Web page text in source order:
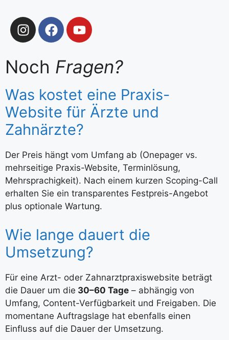
Noch Fragen?
Was kostet eine Praxis-
Website für Ärzte und
Zahnärzte?
Der Preis hängt vom Umfang ab (Onepager vs.
mehrseitige Praxis-Website, Terminlösung,
Mehrsprachigkeit). Nach einem kurzen Scoping-Call
erhalten Sie ein transparentes Festpreis-Angebot
plus optionale Wartung.
Wie lange dauert die
Umsetzung?
Für eine Arzt- oder Zahnarztpraxiswebsite beträgt
die Dauer um die 30–60 Tage – abhängig von
Umfang, Content-Verfügbarkeit und Freigaben. Die
momentane Auftragslage hat ebenfalls einen
Einfluss auf die Dauer der Umsetzung.